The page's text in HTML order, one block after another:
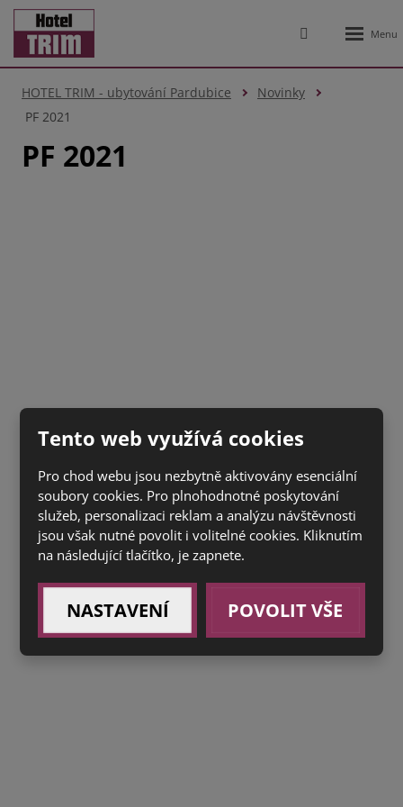
Vyhledávání
HOTEL TRIM - ubytování Pardubice
Novinky
PF 2021
PF 2021
Tento web využívá cookies
Pro chod webu jsou nezbytně aktivovány esenciální
soubory cookies. Pro plnohodnotné poskytování
služeb, personalizaci reklam a analýzu návštěvnosti
jsou však nutné povolit i volitelné cookies. Kliknutím
na následující tlačítko, je zapnete.
NASTAVENÍ POVOLIT VŠE